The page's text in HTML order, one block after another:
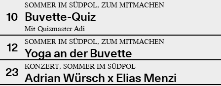
10
SOMMER IM SÜDPOL, ZUM MITMACHEN
Buvette-Quiz
Mit Quizmaster Adi
12 SOMMER IM SÜDPOL, ZUM MITMACHEN
Yoga an der Buvette
23
KONZERT, SOMMER IM SÜDPOL
Adrian Würsch x Elias Menzi